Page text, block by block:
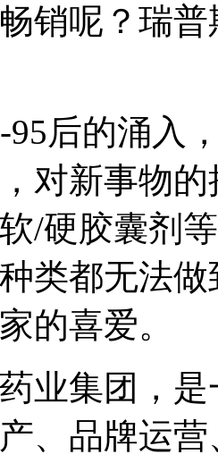
销呢？瑞
后的涌入，
对新事物
/硬胶囊剂
类都无法
的喜爱。
集团，是
、品牌运